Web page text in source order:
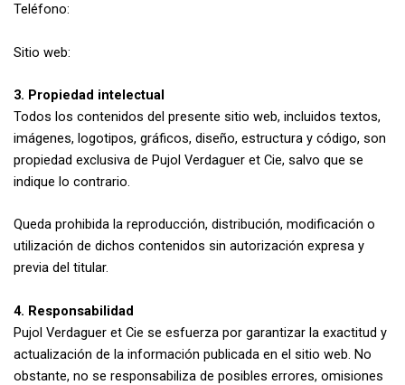
Teléfono:
Sitio web:
3. Propiedad intelectual
Todos los contenidos del presente sitio web, incluidos textos,
imágenes, logotipos, gráficos, diseño, estructura y código, son
propiedad exclusiva de Pujol Verdaguer et Cie, salvo que se
indique lo contrario.
Queda prohibida la reproducción, distribución, modificación o
utilización de dichos contenidos sin autorización expresa y
previa del titular.
4. Responsabilidad
Pujol Verdaguer et Cie se esfuerza por garantizar la exactitud y
actualización de la información publicada en el sitio web. No
obstante, no se responsabiliza de posibles errores, omisiones